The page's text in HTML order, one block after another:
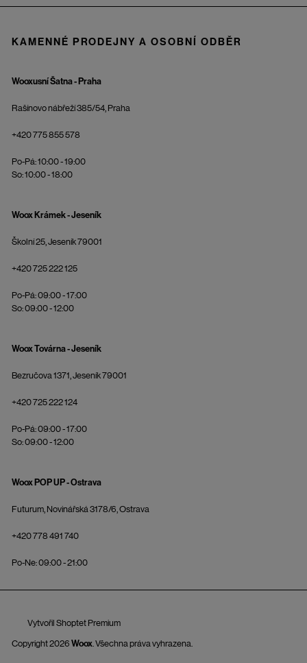
KAMENNÉ PRODEJNY A OSOBNÍ ODBĚR
Wooxusní Šatna - Praha
Rašínovo nábřeží 385/54, Praha
+420 775 855 578
Po-Pá: 10:00 - 19:00
So: 10:00 - 18:00
Woox Krámek - Jeseník
Školní 25, Jeseník 79001
+420 725 222 125
Po-Pá: 09:00 - 17:00
So: 09:00 - 12:00
Woox Továrna - Jeseník
Bezručova 1371, Jeseník 79001
+420 725 222 124
Po-Pá: 09:00 - 17:00
So: 09:00 - 12:00
Woox POP UP - Ostrava
Futurum, Novinářská 3178/6, Ostrava
+420 778 491 740
Po-Ne: 09:00 - 21:00
Vytvořil Shoptet Premium
Copyright 2026 Woox . Všechna práva vyhrazena.